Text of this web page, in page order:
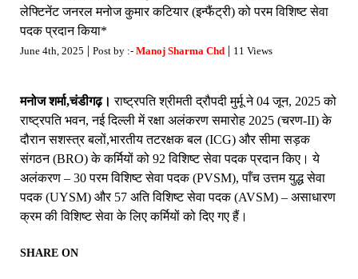
लेफ्टिनेंट जनरल मनोज कुमार कटियार (इन्फैंट्री) को परम विशिष्ट सेवा
पदक प्रदान किया*
June 4th, 2025 | Post by :- Manoj Sharma Chd| 11 Views
मनोज शर्मा,चंडीगढ़। राष्ट्रपति श्रीमती द्रौपदी मुर्मू ने 04 जून, 2025 को
राष्ट्रपति भवन, नई दिल्ली में रक्षा अलंकरण समारोह 2025 (चरण-II) के
दौरान सशस्त्र बलों,भारतीय तटरक्षक बल (ICG) और सीमा सड़क
संगठन (BRO) के कर्मियों को 92 विशिष्ट सेवा पदक प्रदान किए। ये
अलंकरण – 30 परम विशिष्ट सेवा पदक (PVSM), पाँच उत्तम युद्ध सेवा
पदक (UYSM) और 57 अति विशिष्ट सेवा पदक (AVSM) – असाधारण
क्रम की विशिष्ट सेवा के लिए कर्मियों को दिए गए हैं।
SHARE ON